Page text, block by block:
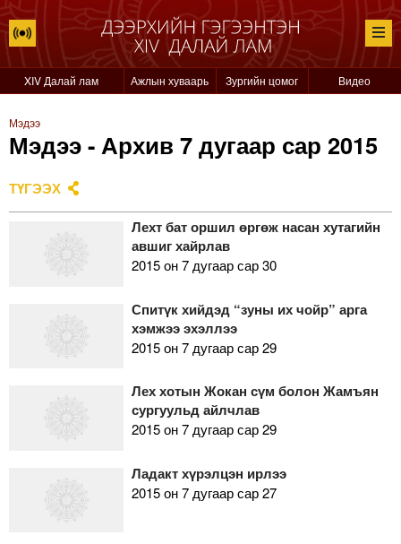
XIV Далай лам Ажлын хуваарь Зургийн цомог Видео
Мэдээ
Мэдээ - Архив 7 дугаар сар 2015
ТҮГЭЭХ
Лехт бат оршил өргөж насан хутагийн
авшиг хайрлав
2015 он 7 дугаар сар 30
Спитүк хийдэд “зуны их чойр” арга
хэмжээ эхэллээ
2015 он 7 дугаар сар 29
Лех хотын Жокан сүм болон Жамъян
сургуульд айлчлав
2015 он 7 дугаар сар 29
Ладакт хүрэлцэн ирлээ
2015 он 7 дугаар сар 27